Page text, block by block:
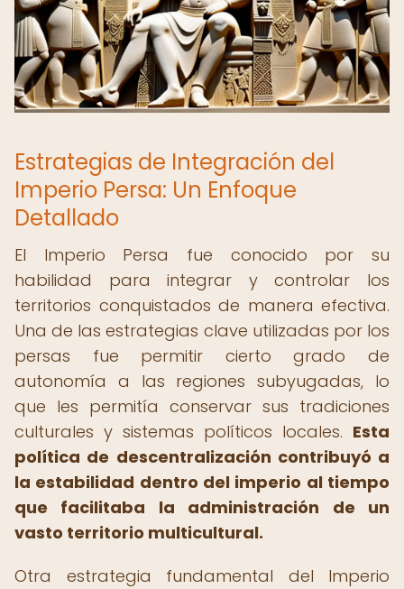
Estrategias de Integración del
Imperio Persa: Un Enfoque
Detallado
El Imperio Persa fue conocido por su
habilidad para integrar y controlar los
territorios conquistados de manera efectiva.
Una de las estrategias clave utilizadas por los
persas fue permitir cierto grado de
autonomía a las regiones subyugadas, lo
que les permitía conservar sus tradiciones
culturales y sistemas políticos locales. Esta
política de descentralización contribuyó a
la estabilidad dentro del imperio al tiempo
que facilitaba la administración de un
vasto territorio multicultural.
Otra estrategia fundamental del Imperio